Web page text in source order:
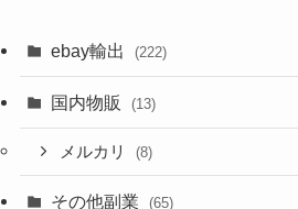
ebay輸出 (222)
国内物販 (13)
メルカリ (8)
その他副業 (65)